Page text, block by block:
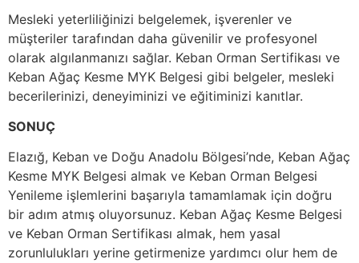
Mesleki yeterliliğinizi belgelemek, işverenler ve
müşteriler tarafından daha güvenilir ve profesyonel
olarak algılanmanızı sağlar. Keban Orman Sertifikası ve
Keban Ağaç Kesme MYK Belgesi gibi belgeler, mesleki
becerilerinizi, deneyiminizi ve eğitiminizi kanıtlar.
SONUÇ
Elazığ, Keban ve Doğu Anadolu Bölgesi’nde, Keban Ağaç
Kesme MYK Belgesi almak ve Keban Orman Belgesi
Yenileme işlemlerini başarıyla tamamlamak için doğru
bir adım atmış oluyorsunuz. Keban Ağaç Kesme Belgesi
ve Keban Orman Sertifikası almak, hem yasal
zorunlulukları yerine getirmenize yardımcı olur hem de